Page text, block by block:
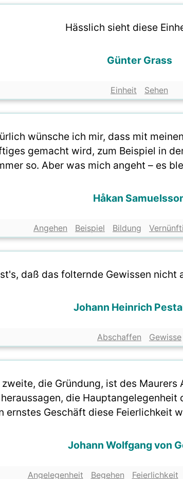
Hässlich sieht diese
Günter Grass
Einheit Sehen
wünsche ich mir, dass mit
gemacht wird, zum Beispiel in
so. Aber was mich angeht – es
Håkan
Angehen Beispiel Bildung
daß das folternde Gewissen nicht
Johann Heinrich
Abschaffen Gewisse
die Gründung, ist des Maurers
die Hauptangelegenheit
ernstes Geschäft diese Feierlichkeit
Johann Wolfgang von
Angelegenheit Begehen Feierlichkeit